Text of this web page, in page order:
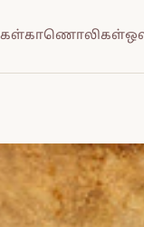
காணொலிகள்